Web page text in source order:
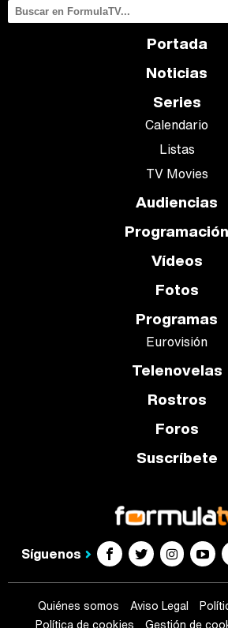
Portada
Noticias
Series
Calendario
Listas
TV Movies
Audiencias
Programación
Vídeos
Fotos
Programas
Eurovisión
Telenovelas
Rostros
Foros
Suscríbete
Síguenos
Quiénes somos Aviso Legal
Política de cookies
Gestión de